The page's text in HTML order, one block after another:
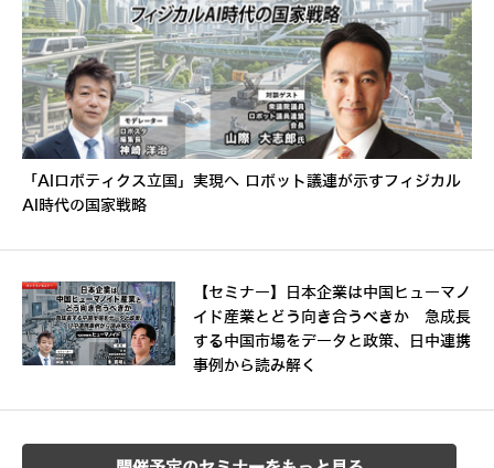
「AIロボティクス立国」実現へ ロボット議連が示すフィジカル
AI時代の国家戦略
【セミナー】日本企業は中国ヒューマノ
イド産業とどう向き合うべきか 急成長
する中国市場をデータと政策、日中連携
事例から読み解く